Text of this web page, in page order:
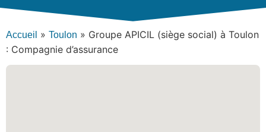
Accueil » Toulon » Groupe APICIL (siège social) à Toulon
: Compagnie d’assurance